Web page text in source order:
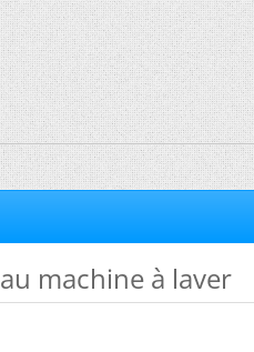
machine à laver